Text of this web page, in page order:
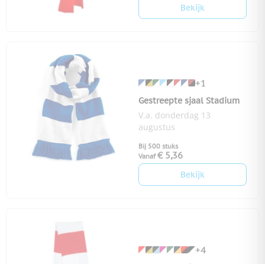
Bekijk
+1
Gestreepte sjaal Stadium
V.a. donderdag 13
augustus
Bij 500 stuks
Vanaf € 5,36
Bekijk
+4